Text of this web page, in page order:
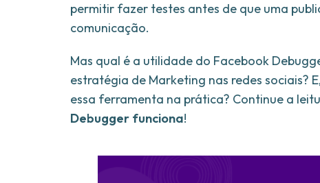
permitir fazer testes antes de que uma
comunicação.
Mas qual é a utilidade do Facebook
estratégia de Marketing nas redes sociais?
essa ferramenta na prática? Continue a
Debugger funciona!